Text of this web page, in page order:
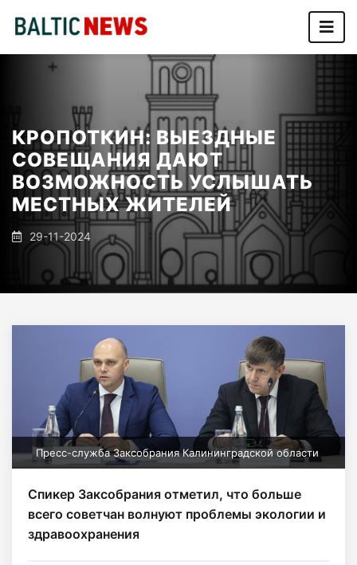
КРОПОТКИН: ВЫЕЗДНЫЕ
СОВЕЩАНИЯ ДАЮТ
ВОЗМОЖНОСТЬ УСЛЫШАТЬ
МЕСТНЫХ ЖИТЕЛЕЙ
29-11-2024
Пресс-служба Заксобрания Калининградской области
Спикер Заксобрания отметил, что больше
всего советчан волнуют проблемы экологии и
здравоохранения